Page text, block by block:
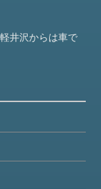
井沢からは車で